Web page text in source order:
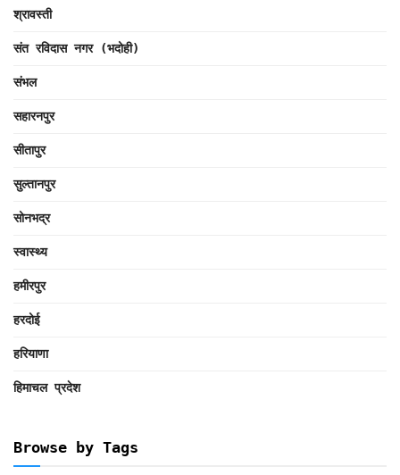
श्रावस्ती
संत रविदास नगर (भदोही)
संभल
सहारनपुर
सीतापुर
सुल्तानपुर
सोनभद्र
स्वास्थ्य
हमीरपुर
हरदोई
हरियाणा
हिमाचल प्रदेश
Browse by Tags